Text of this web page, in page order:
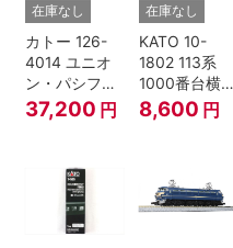
在庫なし
カトー 126-
4014 ユニオ
ン・パシフィ
ック鉄道 ビッ
グボーイ＃
37,200 円
在庫なし
KATO 10-
1802 113系
1000番台横須
賀・総武快速
線 増結4両セ
8,600 円